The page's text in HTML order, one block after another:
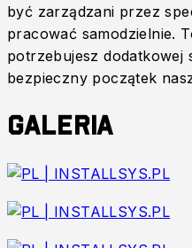
być zarządzani przez
pracować samodzielnie.
potrzebujesz dodatkowej
bezpieczny początek
Galeria